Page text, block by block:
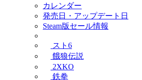
カレンダー
発売日・アップデート日
Steam版セール情報
スト6
餓狼伝説
2XKO
鉄拳